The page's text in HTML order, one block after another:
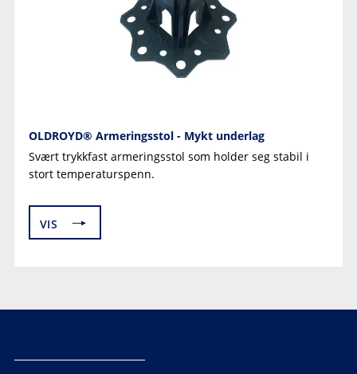
OLDROYD® Armeringsstol - Mykt underlag
Svært trykkfast armeringsstol som holder seg stabil i
stort temperaturspenn.
VIS